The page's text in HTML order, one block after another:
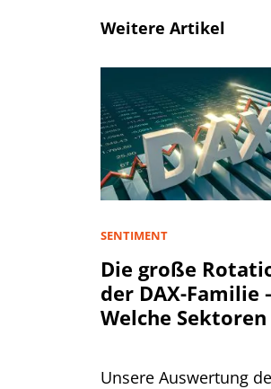
Weitere Artikel
SENTIMENT
Die große
der DAX-Familie
Welche
Unsere Auswertung